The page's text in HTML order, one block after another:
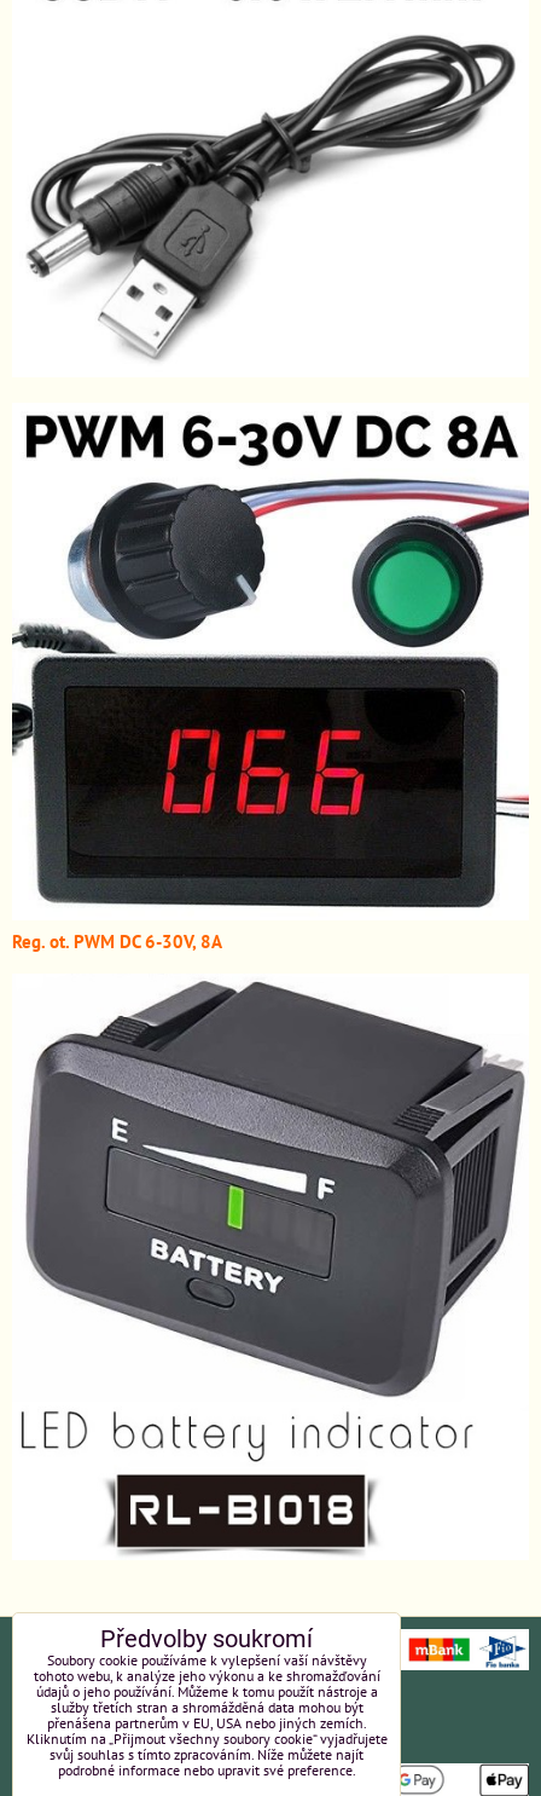
Reg. ot. PWM DC 6-30V, 8A
Ochrana osobních údajů
Platební údaje
Obchodní podmínky
Reklamace
Předvolby soukromí
Soubory cookie používáme k vylepšení vaší návštěvy
tohoto webu, k analýze jeho výkonu a ke shromažďování
údajů o jeho používání. Můžeme k tomu použít nástroje a
služby třetích stran a shromážděná data mohou být
přenášena partnerům v EU, USA nebo jiných zemích.
Kliknutím na „Přijmout všechny soubory cookie“ vyjadřujete
svůj souhlas s tímto zpracováním. Níže můžete najít
podrobné informace nebo upravit své preference.